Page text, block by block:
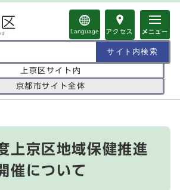
Language アクセス メニュー
上京区サイト内
京都市サイト全体
上京区地域保健推進
催について